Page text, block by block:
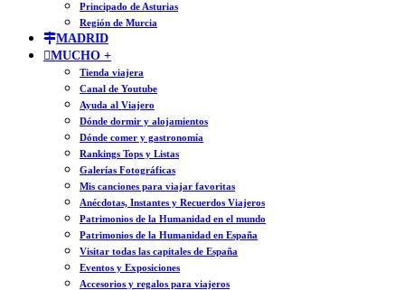
Principado de Asturias
Región de Murcia
MADRID
MUCHO +
Tienda viajera
Canal de Youtube
Ayuda al Viajero
Dónde dormir y alojamientos
Dónde comer y gastronomía
Rankings Tops y Listas
Galerías Fotográficas
Mis canciones para viajar favoritas
Anécdotas, Instantes y Recuerdos Viajeros
Patrimonios de la Humanidad en el mundo
Patrimonios de la Humanidad en España
Visitar todas las capitales de España
Eventos y Exposiciones
Accesorios y regalos para viajeros